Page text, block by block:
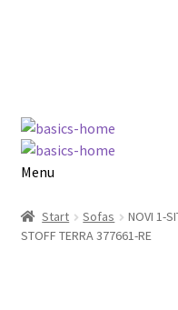
Zur
Navigation
springen
Zum
Inhalt
springen
Menu
Alle Produkte
Start Sofas
NOVI 1-
STOFF TERRA 377661-RE